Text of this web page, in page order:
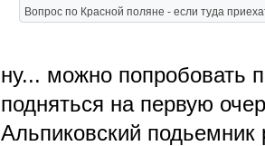
Вопрос по Красной поляне - если туда
ну... можно попробовать
подняться на первую
Альпиковский